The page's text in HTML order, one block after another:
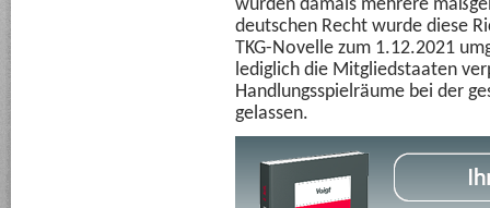
wurden damals mehrere
deutschen Recht wurde diese
TKG-Novelle zum 1.12.2021
lediglich die Mitgliedstaaten
Handlungsspielräume bei der
gelassen.